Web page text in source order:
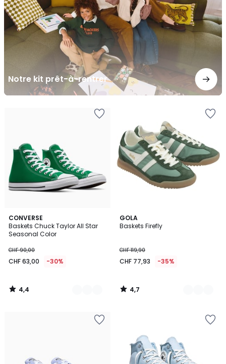
Notre kit prêt-à-rentrer
CONVERSE
Baskets Chuck Taylor All Star
Seasonal Color
CHF 90,00
CHF 63,00 -30%
4,4
/ 5
5
Couleurs
4,4
/
GOLA
Baskets Firefly
CHF 119,90
CHF 77,93 -35%
4,7
/ 5
2
Couleurs
4,7
/